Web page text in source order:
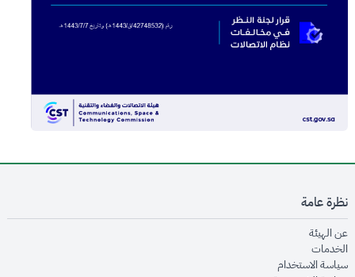
نظرة عامة
عن الهيئةopens in new window
الخدماتopens in new window
سياسة الاستخدام